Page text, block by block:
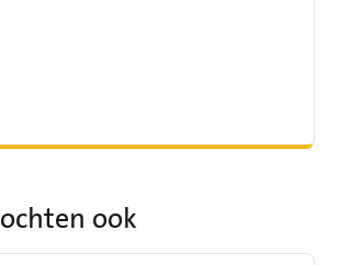
ook